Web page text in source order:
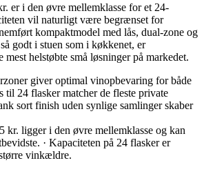
er i den øvre mellemklasse for et 24-
vil naturligt være begrænset for
kompaktmodel med lås, dual-zone og
godt i stuen som i køkkenet, er
helstøbte små løsninger på markedet.
giver optimal vinopbevaring for både
til 24 flasker matcher de fleste private
sort finish uden synlige samlinger skaber
kr. ligger i den øvre mellemklasse og kan
· Kapaciteten på 24 flasker er
vinkældre.